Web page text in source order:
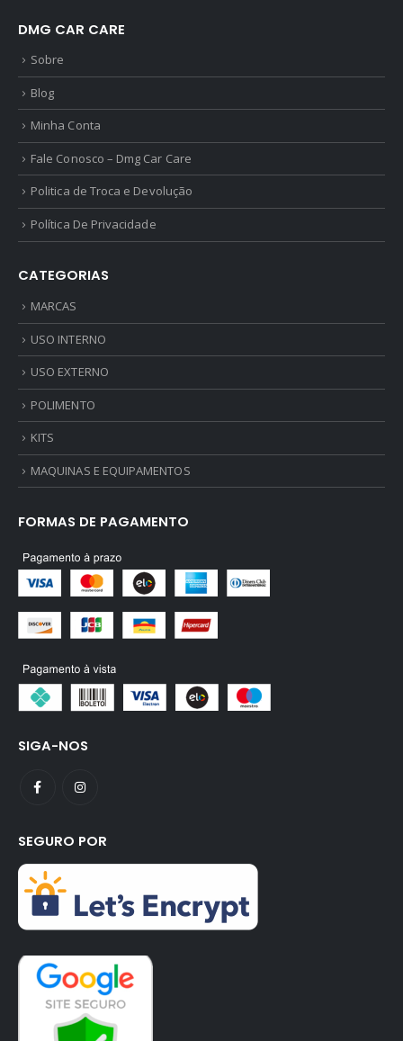
DMG CAR CARE
Sobre
Blog
Minha Conta
Fale Conosco – Dmg Car Care
Politica de Troca e Devolução
Política De Privacidade
CATEGORIAS
MARCAS
USO INTERNO
USO EXTERNO
POLIMENTO
KITS
MAQUINAS E EQUIPAMENTOS
FORMAS DE PAGAMENTO
SIGA-NOS
SEGURO POR